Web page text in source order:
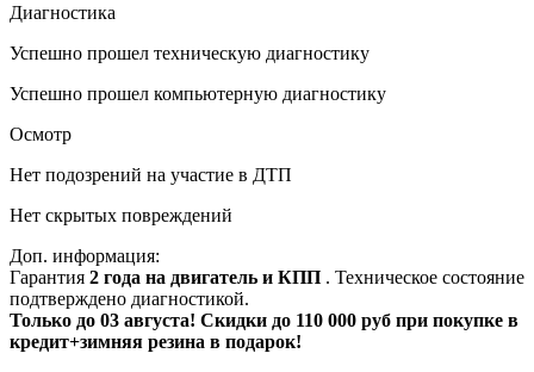
Диагностика
Успешно прошел техническую диагностику
Успешно прошел компьютерную диагностику
Осмотр
Нет подозрений на участие в ДТП
Нет скрытых повреждений
Доп. информация:
Гарантия 2 года на двигатель и КПП . Техническое состояние
подтверждено диагностикой.
Только до 03 августа! Скидки до 110 000 руб при покупке в
кредит+зимняя резина в подарок!